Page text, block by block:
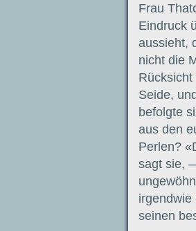
Frau
Eindruck
aussieht,
nicht die
Seide,
befolgte
aus den
Perlen?
sagt sie,
irgendwie
seinen